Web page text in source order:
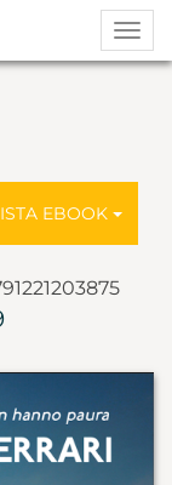
EBOOK